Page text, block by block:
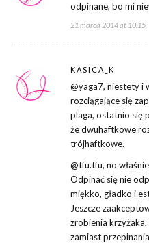
odpinane, bo mi
21 marca 2014 at 10:15
KASICA_K
@yaga7, niestety i
rozciągające się
plaga, ostatnio się
że dwuhaftkowe
trójhaftkowe.
@tfu.tfu, no
Odpinać się nie
miękko, gładko i
Jeszcze
zrobienia krzyżaka,
zamiast